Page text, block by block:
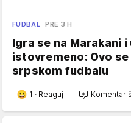
FUDBAL PRE 3 H
Igra se na Marakani i
istovremeno: Ovo
srpskom fudbalu
1 · Reaguj